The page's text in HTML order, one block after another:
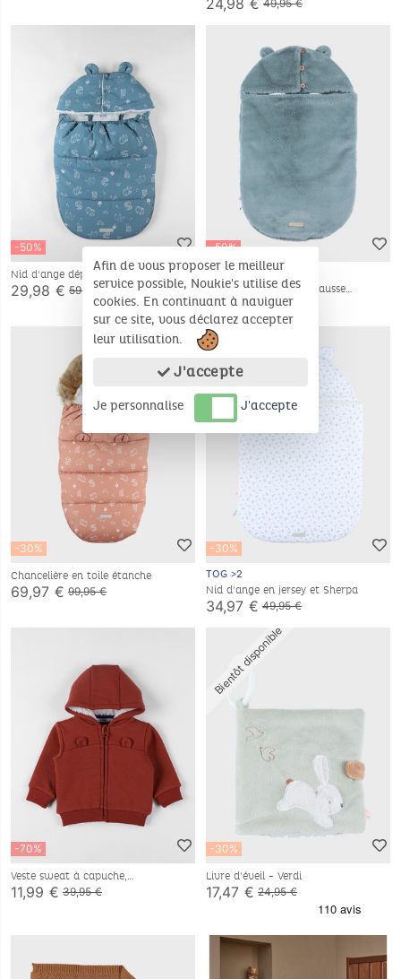
24,98 € 49,95 €
-50%
Nid d'ange déperlant
29,98 € 59,95 €
-50%
TOG >2
Nid d'ange, Jersey et fausse
fourrure
24,98 € 49,95 €
-30%
Chancelière en toile étanche
69,97 € 99,95 €
-30%
TOG >2
Nid d'ange en jersey et Sherpa
34,97 € 49,95 €
-70%
Veste sweat à capuche,
Sweatoloudoux®
11,99 € 39,95 €
Bientôt disponible
-30%
Livre d'éveil - Verdi
17,47 € 24,95 €
Afin de vous proposer le meilleur
service possible, Noukie's utilise des
cookies. En continuant à naviguer
sur ce site, vous déclarez accepter
leur utilisation.
J'accepte
Je personnalise J'accepte